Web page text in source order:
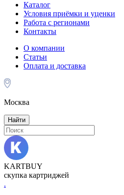
Каталог
Условия приёмки и уценки
Работа с регионами
Контакты
О компании
Статьи
Оплата и доставка
Москва
Найти
KARTBUY
скупка картриджей
.